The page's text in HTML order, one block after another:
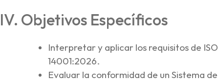
IV. Objetivos Específicos
Interpretar y aplicar los requisitos de ISO
14001:2026.
Evaluar la conformidad de un Sistema de